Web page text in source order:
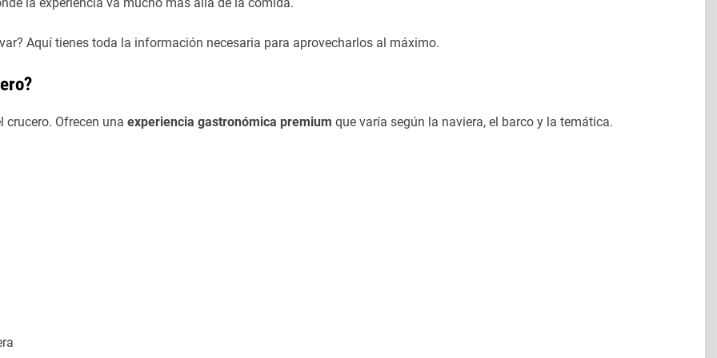
Aquí tienes toda la información necesaria para aprovecharlos al máximo.
crucero. Ofrecen una experiencia gastronómica premium que varía según la naviera, el barco y la temática.